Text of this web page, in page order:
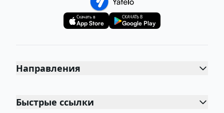
Скачать в
App Store
СКАЧАТЬ В
Google Play
Направления
Быстрые ссылки